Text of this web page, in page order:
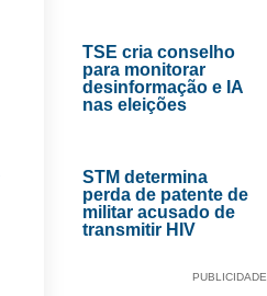
TSE cria conselho
para monitorar
desinformação e IA
nas eleições
STM determina
perda de patente de
militar acusado de
transmitir HIV
PUBLICIDADE